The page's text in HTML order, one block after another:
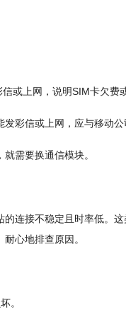
或上网，说明SIM卡欠费
彩信或上网，应与移动公
需要换通信模块。
连接不稳定且时率低。
心地排查原因。
。